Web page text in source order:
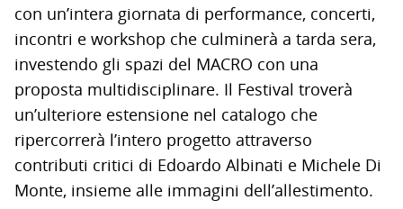
con un’intera giornata di performance, concerti,
incontri e workshop che culminerà a tarda sera,
investendo gli spazi del MACRO con una
proposta multidisciplinare. Il Festival troverà
un’ulteriore estensione nel catalogo che
ripercorrerà l’intero progetto attraverso
contributi critici di Edoardo Albinati e Michele Di
Monte, insieme alle immagini dell’allestimento.